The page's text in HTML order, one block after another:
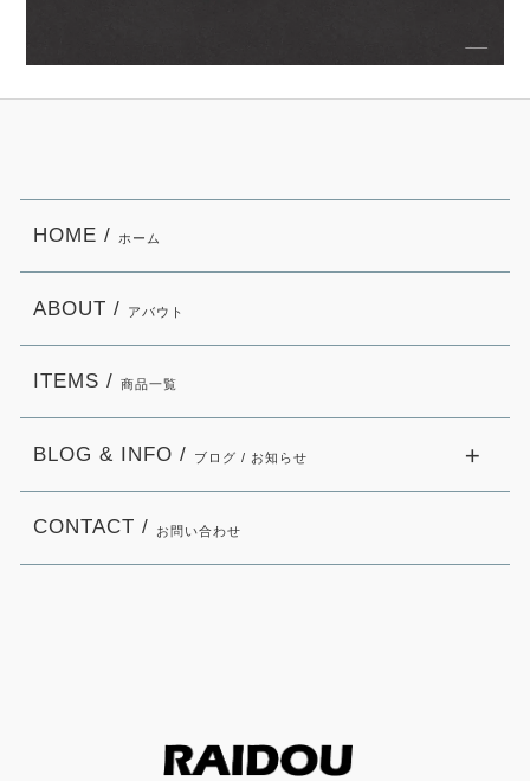
HOME / ホーム
ABOUT / アバウト
ITEMS / 商品一覧
BLOG & INFO / ブログ / お知らせ
CONTACT / お問い合わせ